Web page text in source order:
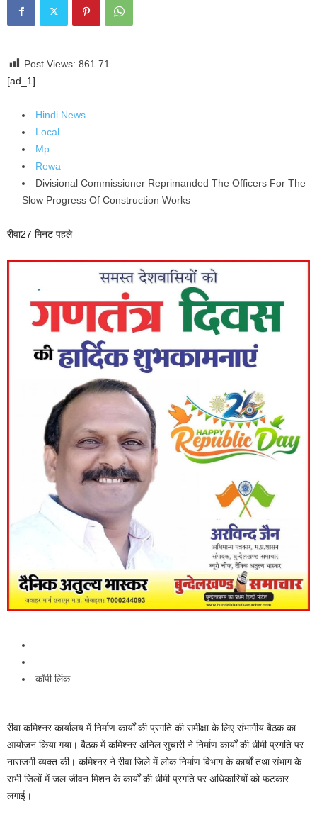
Post Views: 861 71
[ad_1]
Hindi News
Local
Mp
Rewa
Divisional Commissioner Reprimanded The Officers For The
Slow Progress Of Construction Works
रीवा27 मिनट पहले
कॉपी लिंक
रीवा कमिश्नर कार्यालय में निर्माण कार्यों की प्रगति की समीक्षा के लिए संभागीय बैठक का
आयोजन किया गया। बैठक में कमिश्नर अनिल सुचारी ने निर्माण कार्यों की धीमी प्रगति पर
नाराजगी व्यक्त की। कमिश्नर ने रीवा जिले में लोक निर्माण विभाग के कार्यों तथा संभाग के
सभी जिलों में जल जीवन मिशन के कार्यों की धीमी प्रगति पर अधिकारियों को फटकार
लगाई।